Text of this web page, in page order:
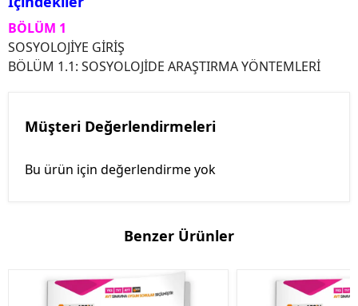
BÖLÜM 1
SOSYOLOJİYE GİRİŞ
BÖLÜM 1.1: SOSYOLOJİDE ARAŞTIRMA YÖNTEMLERİ
Müşteri Değerlendirmeleri
Bu ürün için değerlendirme yok
Benzer Ürünler